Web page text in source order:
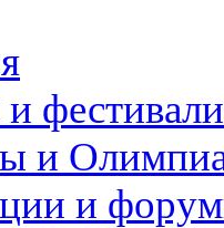
фестивали
и
и